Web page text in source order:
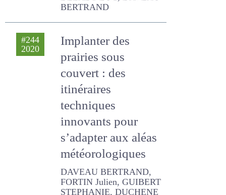
Implanter des
prairies sous
couvert : des
itinéraires
techniques
innovants pour
s’adapter aux aléas
météorologiques
DAVEAU BERTRAND,
FORTIN Julien, GUIBERT
STEPHANIE, DUCHENE
DAVID